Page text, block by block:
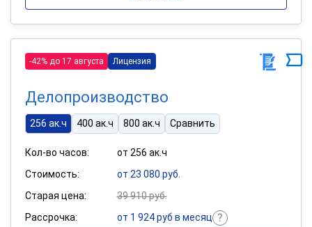
-42% до 17 августа Лицензия
Делопроизводство
256 ак.ч 400 ак.ч 800 ак.ч Сравнить
Кол-во часов:
от 256 ак.ч
Стоимость:
от 23 080 руб.
Старая цена:
39 910 руб.
Рассрочка:
от 1 924 руб в месяц